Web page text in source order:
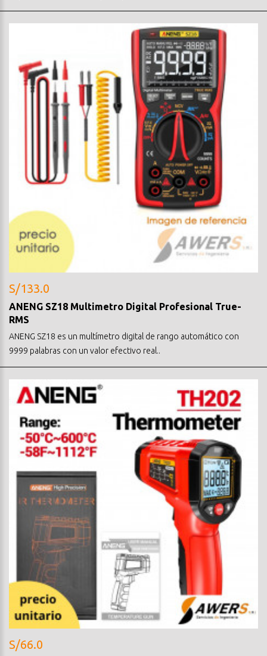
S/133.0
ANENG SZ18 Multimetro Digital Profesional True-
RMS
ANENG SZ18 es un multímetro digital de rango automático con
9999 palabras con un valor efectivo real..
S/66.0